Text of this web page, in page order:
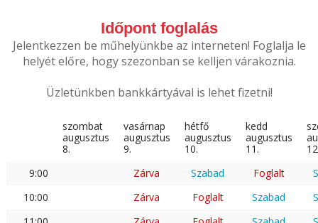
Időpont foglalás
Jelentkezzen be műhelyünkbe az interneten! Foglalja le
helyét előre, hogy szezonban se kelljen várakoznia.
Üzletünkben bankkártyával is lehet fizetni!
szombat
augusztus
8.
vasárnap
augusztus
9.
hétfő
augusztus
10.
kedd
augusztus
11.
9:00
Zárva Szabad Foglalt
10:00
Zárva Foglalt Szabad